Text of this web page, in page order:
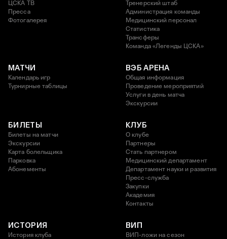
ЦСКА ТВ
Пресса
Фотогалерея
Тренерский штаб
Администрация команды
Медицинский персонал
Статистика
Трансферы
Команда «Легенды ЦСКА»
МАТЧИ
Календарь игр
Турнирные таблицы
ВЭБ АРЕНА
Общая информация
Проведение мероприятий
Услуги в день матча
Экскурсии
БИЛЕТЫ
Билеты на матчи
Экскурсии
Карта болельщика
Парковка
Абонементы
КЛУБ
О клубе
Партнеры
Стать партнером
Медицинский департамент
Департамент науки и развития
Пресс-служба
Закупки
Академия
Контакты
ИСТОРИЯ
История клуба
ВИП
ВИП-ложи на сезон